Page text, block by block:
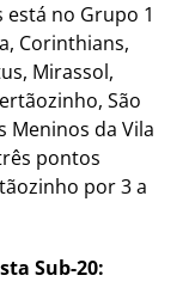
está no Grupo 1
Corinthians,
Mirassol,
São
Meninos da Vila
pontos
por 3 a
Sub-20: